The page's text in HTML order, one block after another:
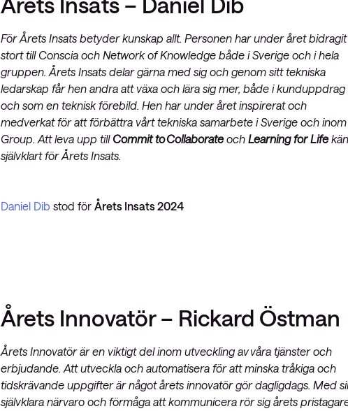
För Årets Insats betyder kunskap allt. Personen har under året bidragit
stort till Conscia och Network of Knowledge både i Sverige och i hela
gruppen. Årets Insats delar gärna med sig och genom sitt tekniska
ledarskap får hen andra att växa och lära sig mer, både i kunduppdrag
och som en teknisk förebild. Hen har under året inspirerat och
medverkat för att förbättra vårt tekniska samarbete i Sverige och inom
Group. Att leva upp till Commit to CollaborateochLearning for Life
självklart för Årets Insats.
Daniel Dib stod för Årets Insats 2024
Årets Innovatör – Rickard Östman
Årets Innovatör är en viktigt del inom utveckling av våra tjänster och
erbjudande. Att utveckla och automatisera för att minska tråkiga och
tidskrävande uppgifter är något årets innovatör gör dagligdags. Med
självklara närvaro och förmåga att kommunicera rör sig årets